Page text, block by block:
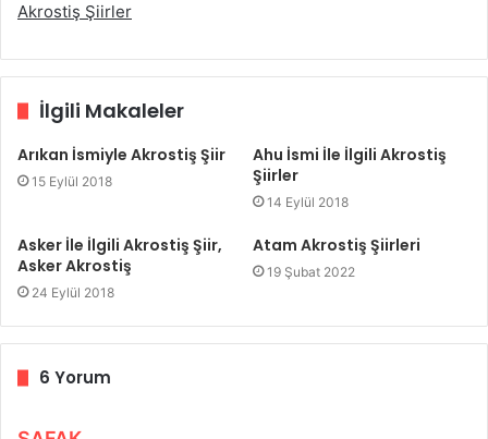
Akrostiş Şiirler
İlgili Makaleler
Arıkan İsmiyle Akrostiş Şiir
15 Eylül 2018
Ahu İsmi İle İlgili Akrostiş
Şiirler
14 Eylül 2018
Asker İle İlgili Akrostiş Şiir,
Asker Akrostiş
24 Eylül 2018
Atam Akrostiş Şiirleri
19 Şubat 2022
6 Yorum